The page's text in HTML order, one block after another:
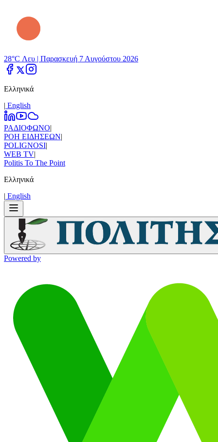
28°C Λευ | Παρασκευή 7 Αυγούστου 2026
Ελληνικά
| Εnglish
ΡΑΔΙΟΦΩΝΟ|
ΡΟΗ ΕΙΔΗΣΕΩΝ|
POLIGNOSI|
WEB TV|
Politis To The Point
Ελληνικά
| Εnglish
Powered by